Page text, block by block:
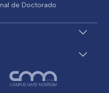
de Doctorado